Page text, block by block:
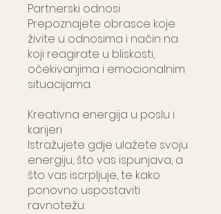
Partnerski odnosi
Prepoznajete obrasce koje
živite u odnosima i način na
koji reagirate u bliskosti,
očekivanjima i emocionalnim
situacijama.
Kreativna energija u poslu i
karijeri
Istražujete gdje ulažete svoju
energiju, što vas ispunjava, a
što vas iscrpljuje, te kako
ponovno uspostaviti
ravnotežu.